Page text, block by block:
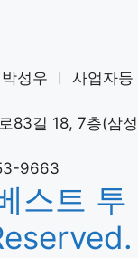
성우 ㅣ 사업자등
83길 18, 7층(삼성
9663
스트 투